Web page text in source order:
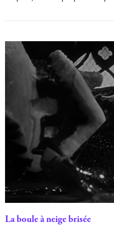
La boule à neige brisée